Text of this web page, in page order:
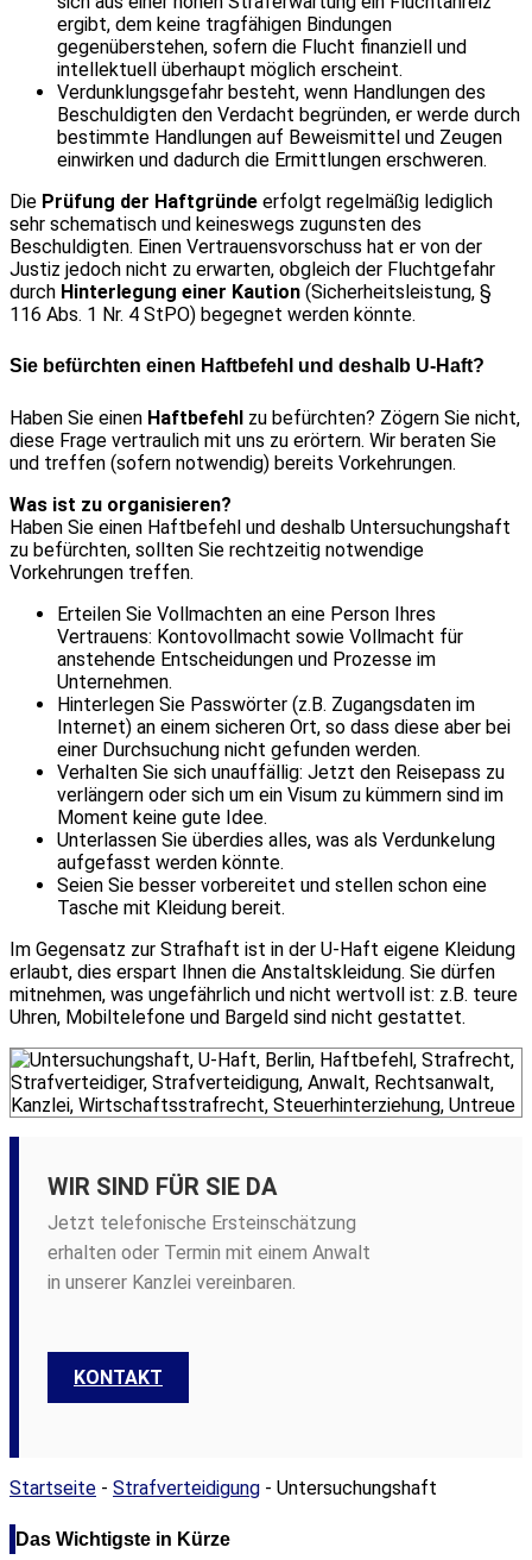
ergibt, dem keine tragfähigen Bindungen
gegenüberstehen, sofern die Flucht finanziell und
intellektuell überhaupt möglich erscheint.
Verdunklungsgefahr besteht, wenn Handlungen des
Beschuldigten den Verdacht begründen, er werde durch
bestimmte Handlungen auf Beweismittel und Zeugen
einwirken und dadurch die Ermittlungen erschweren.
Die Prüfung der Haftgründe erfolgt regelmäßig lediglich
sehr schematisch und keineswegs zugunsten des
Beschuldigten. Einen Vertrauensvorschuss hat er von der
Justiz jedoch nicht zu erwarten, obgleich der Fluchtgefahr
durch Hinterlegung einer Kaution (Sicherheitsleistung, §
116 Abs. 1 Nr. 4 StPO) begegnet werden könnte.
Sie befürchten einen Haftbefehl und deshalb U-Haft?
Haben Sie einen Haftbefehl zu befürchten? Zögern Sie nicht,
diese Frage vertraulich mit uns zu erörtern. Wir beraten Sie
und treffen (sofern notwendig) bereits Vorkehrungen.
Was ist zu organisieren?
Haben Sie einen Haftbefehl und deshalb Untersuchungshaft
zu befürchten, sollten Sie rechtzeitig notwendige
Vorkehrungen treffen.
Erteilen Sie Vollmachten an eine Person Ihres
Vertrauens: Kontovollmacht sowie Vollmacht für
anstehende Entscheidungen und Prozesse im
Unternehmen.
Hinterlegen Sie Passwörter (z.B. Zugangsdaten im
Internet) an einem sicheren Ort, so dass diese aber bei
einer Durchsuchung nicht gefunden werden.
Verhalten Sie sich unauffällig: Jetzt den Reisepass zu
verlängern oder sich um ein Visum zu kümmern sind im
Moment keine gute Idee.
Unterlassen Sie überdies alles, was als Verdunkelung
aufgefasst werden könnte.
Seien Sie besser vorbereitet und stellen schon eine
Tasche mit Kleidung bereit.
Im Gegensatz zur Strafhaft ist in der U-Haft eigene Kleidung
erlaubt, dies erspart Ihnen die Anstaltskleidung. Sie dürfen
mitnehmen, was ungefährlich und nicht wertvoll ist: z.B. teure
Uhren, Mobiltelefone und Bargeld sind nicht gestattet.
WIR SIND FÜR SIE DA
Jetzt telefonische Ersteinschätzung
erhalten oder Termin mit einem Anwalt
in unserer Kanzlei vereinbaren.
KONTAKT
Startseite - Strafverteidigung - Untersuchungshaft
Das Wichtigste in Kürze